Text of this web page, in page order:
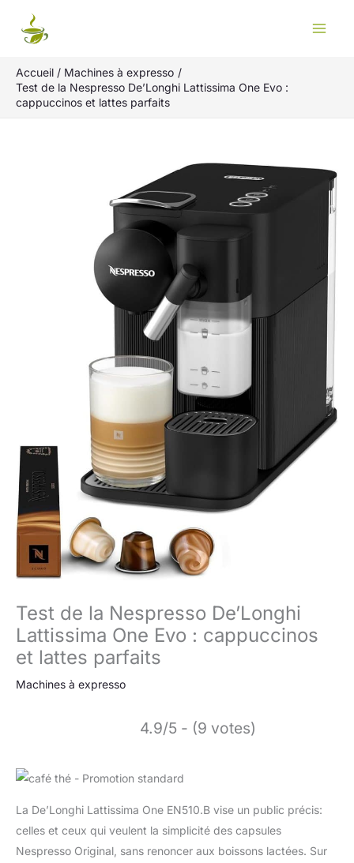
Accueil
Machines à expresso
Test de la Nespresso De’Longhi Lattissima One Evo :
cappuccinos et lattes parfaits
Test de la Nespresso De’Longhi
Lattissima One Evo : cappuccinos
et lattes parfaits
Machines à expresso
4.9/5 - (9 votes)
La De’Longhi Lattissima One EN510.B vise un public précis:
celles et ceux qui veulent la simplicité des capsules
Nespresso Original, sans renoncer aux boissons lactées. Sur